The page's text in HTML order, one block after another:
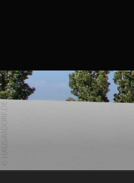
Zum
Inhalt
springen